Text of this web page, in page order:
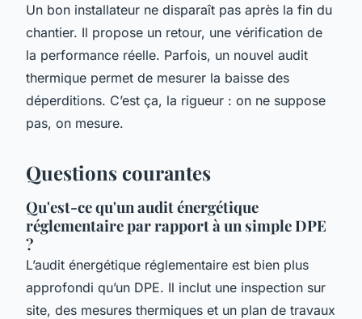
Un bon installateur ne disparaît pas après la fin du
chantier. Il propose un retour, une vérification de
la performance réelle. Parfois, un nouvel audit
thermique permet de mesurer la baisse des
déperditions. C’est ça, la rigueur : on ne suppose
pas, on mesure.
Questions courantes
Qu'est-ce qu'un audit énergétique
réglementaire par rapport à un simple DPE
?
L’audit énergétique réglementaire est bien plus
approfondi qu’un DPE. Il inclut une inspection sur
site, des mesures thermiques et un plan de travaux